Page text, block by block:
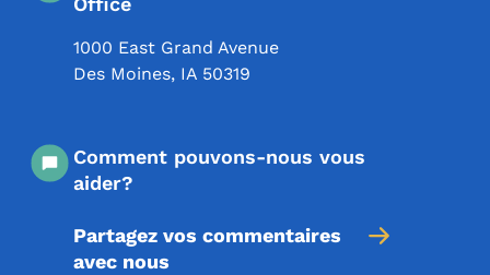
1000 East Grand Avenue
Des Moines, IA 50319
Comment pouvons-nous vous
aider?
Partagez vos commentaires
avec nous